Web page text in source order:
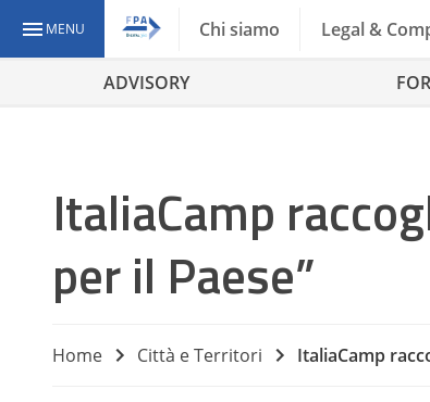
MENU Chi siamo Legal &
ADVISORY
ItaliaCamp
per il Paese”
Home Città e Territori ItaliaCamp